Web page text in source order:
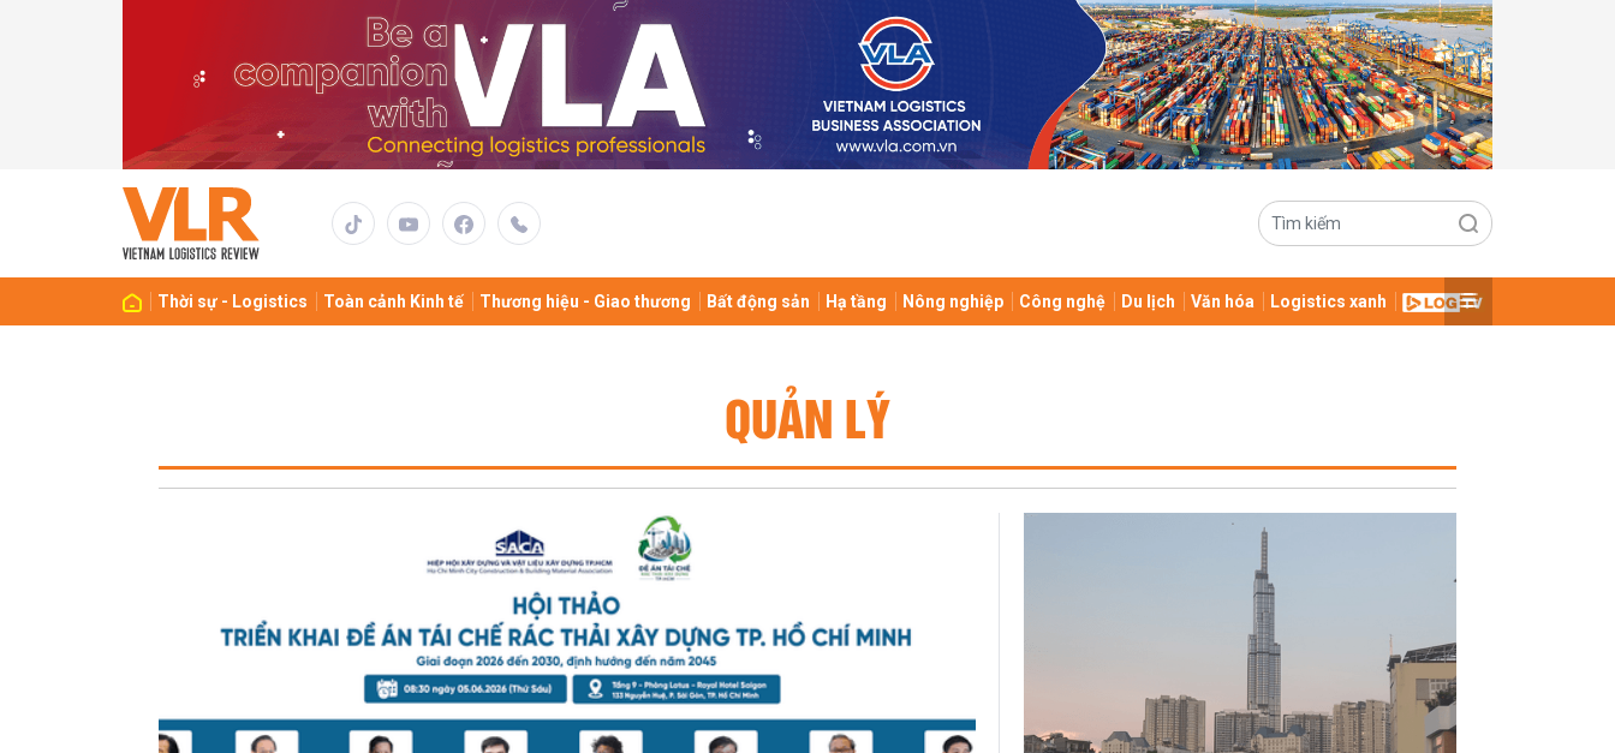
Thời sự - Logistics Toàn cảnh Kinh tế Thương hiệu - Giao thương Bất động sản Hạ tầng Nông nghiệp Công nghệ Du lịch Văn hóa Logistics xanh
QUẢN LÝ